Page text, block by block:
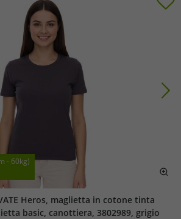
- 60kg)
Heros, maglietta in cotone tinta
basic, canottiera, 3802989, grigio